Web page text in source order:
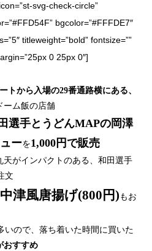
svg-check-circle”
bgcolor=”#FFFDE7″
titleweight=”bold” fontsize=””
0 25px 0″]
トから入場の29番通路横にある、
ーム飯の店舗
選手とうどんMAPの岡澤
ーを1,000円で販売
天がインパクトのある、和田選手
文
中津風唐揚げ(800円)もお
いので、落ち着いた時間に買いた
おすすめ